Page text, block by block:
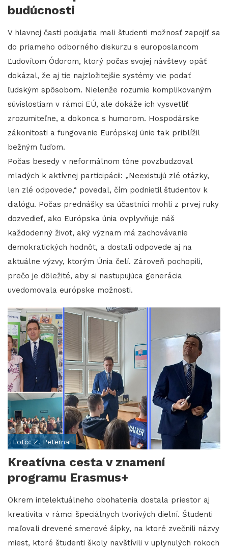
budúcnosti
V hlavnej časti podujatia mali študenti možnosť zapojiť sa
do priameho odborného diskurzu s europoslancom
Ľudovítom Ódorom, ktorý počas svojej návštevy opäť
dokázal, že aj tie najzložitejšie systémy vie podať
ľudským spôsobom. Nielenže rozumie komplikovaným
súvislostiam v rámci EÚ, ale dokáže ich vysvetliť
zrozumiteľne, a dokonca s humorom. Hospodárske
zákonitosti a fungovanie Európskej únie tak priblížil
bežným ľuďom.
Počas besedy v neformálnom tóne povzbudzoval
mladých k aktívnej participácii: „Neexistujú zlé otázky,
len zlé odpovede,“ povedal, čím podnietil študentov k
dialógu. Počas prednášky sa účastníci mohli z prvej ruky
dozvedieť, ako Európska únia ovplyvňuje náš
každodenný život, aký význam má zachovávanie
demokratických hodnôt, a dostali odpovede aj na
aktuálne výzvy, ktorým Únia čelí. Zároveň pochopili,
prečo je dôležité, aby si nastupujúca generácia
uvedomovala európske možnosti.
Foto: Z. Peternai
Kreatívna cesta v znamení
programu Erasmus+
Okrem intelektuálneho obohatenia dostala priestor aj
kreativita v rámci špeciálnych tvorivých dielní. Študenti
maľovali drevené smerové šípky, na ktoré zvečnili názvy
miest, ktoré študenti školy navštívili v uplynulých rokoch